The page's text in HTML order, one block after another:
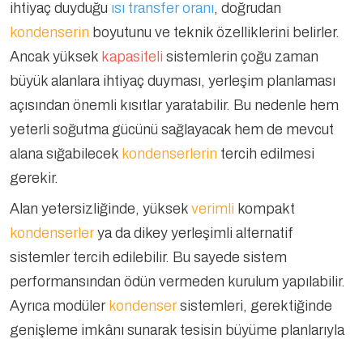
ihtiyaç duyduğu ısı transfer oranı, doğrudan
kondenserin boyutunu ve teknik özelliklerini belirler.
Ancak yüksek kapasiteli sistemlerin çoğu zaman
büyük alanlara ihtiyaç duyması, yerleşim planlaması
açısından önemli kısıtlar yaratabilir. Bu nedenle hem
yeterli soğutma gücünü sağlayacak hem de mevcut
alana sığabilecek kondenserlerin tercih edilmesi
gerekir.
Alan yetersizliğinde, yüksek verimli kompakt
kondenserlerya da dikey yerleşimli alternatif
sistemler tercih edilebilir. Bu sayede sistem
performansından ödün vermeden kurulum yapılabilir.
Ayrıca modüler kondensersistemleri, gerektiğinde
genişleme imkânı sunarak tesisin büyüme planlarıyla